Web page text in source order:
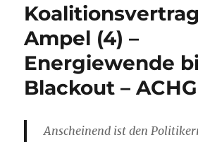
Ampel (4) –
Energiewende
Blackout –
Anscheinend ist den